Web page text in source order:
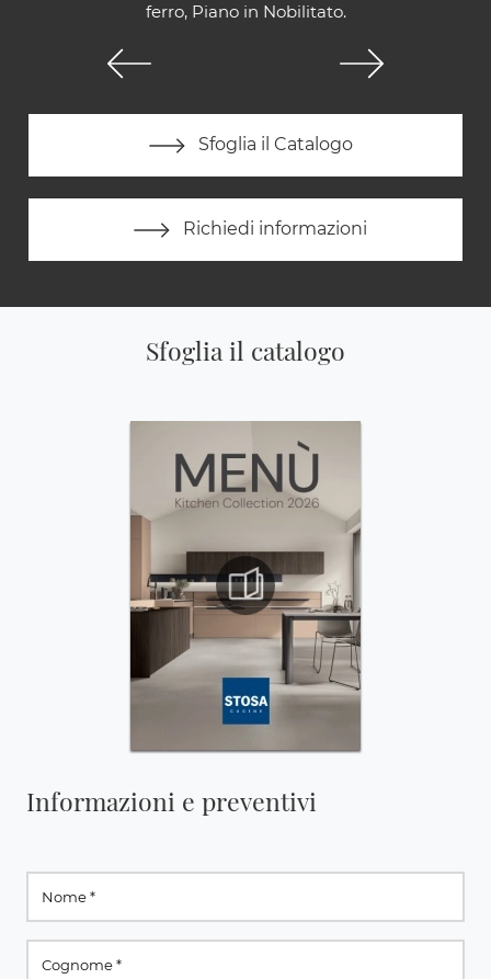
ferro, Piano in Nobilitato.
Sfoglia il Catalogo
Richiedi informazioni
Sfoglia il catalogo
Informazioni e preventivi